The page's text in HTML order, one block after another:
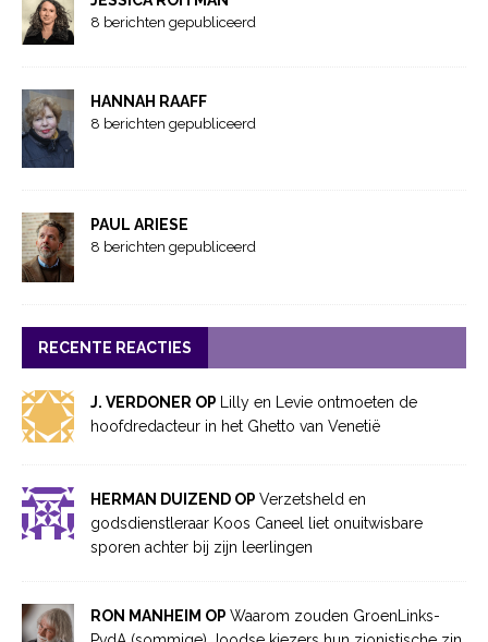
8 berichten gepubliceerd
HANNAH RAAFF
8 berichten gepubliceerd
PAUL ARIESE
8 berichten gepubliceerd
RECENTE REACTIES
J. VERDONER OP
Lilly en Levie ontmoeten de
hoofdredacteur in het Ghetto van Venetië
HERMAN DUIZEND OP Verzetsheld en
godsdienstleraar Koos Caneel liet onuitwisbare
sporen achter bij zijn leerlingen
RON MANHEIM OP Waarom zouden GroenLinks-